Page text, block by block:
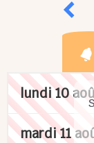
lundi 10
mardi 11